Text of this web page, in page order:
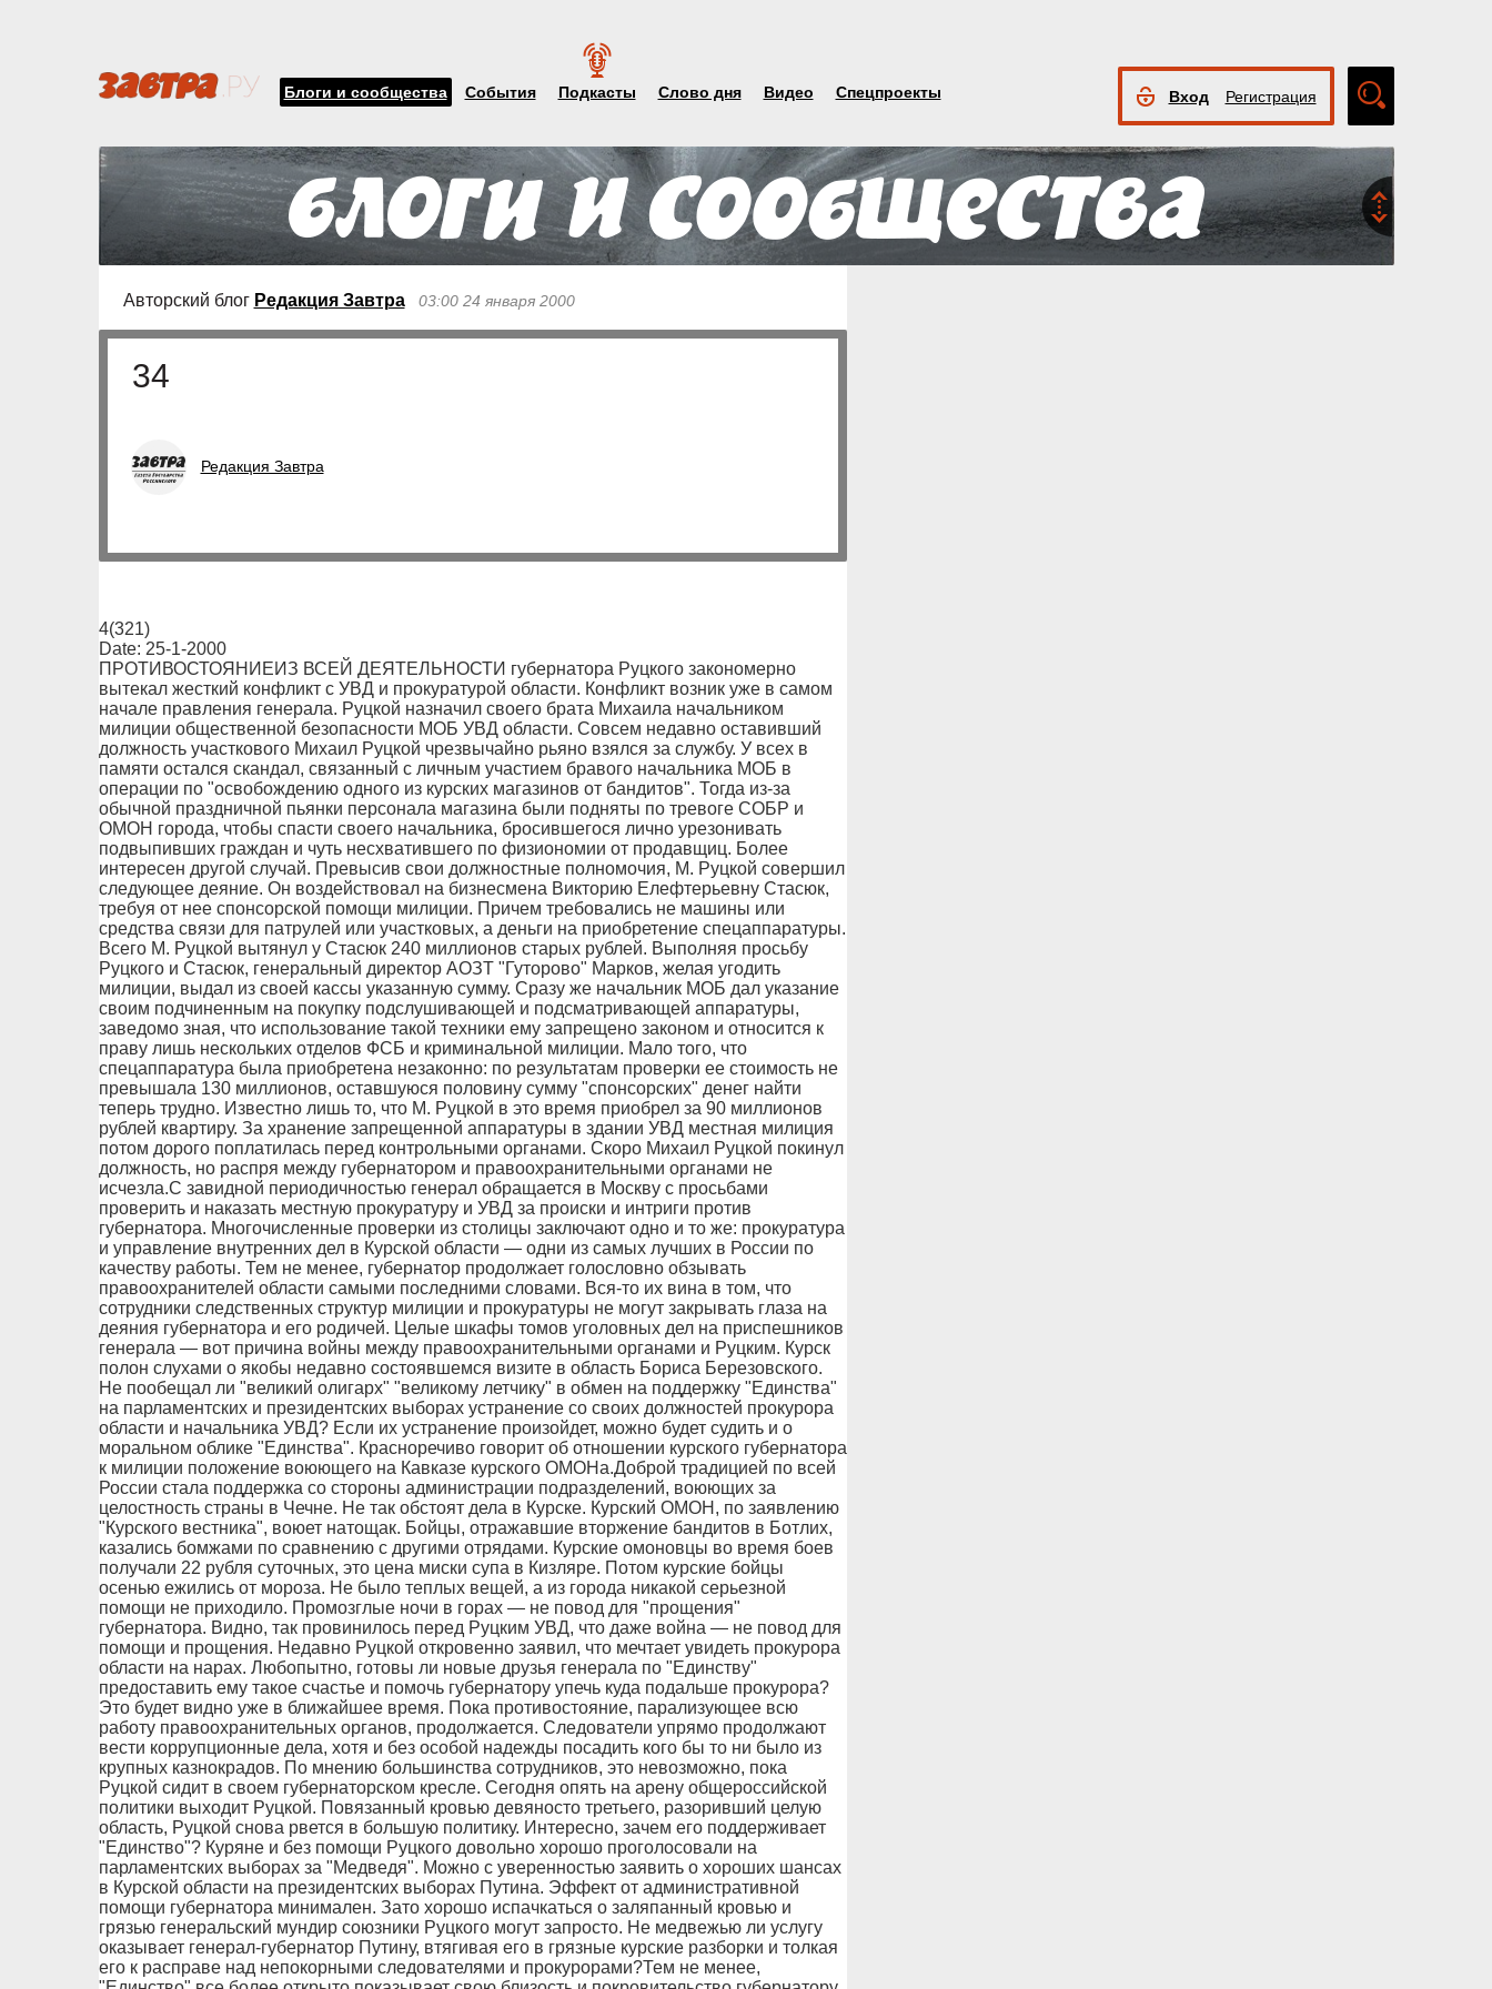
Блоги и сообщества События Подкасты Слово дня Видео Спецпроекты Вход Регистрация
поиск
Авторский блог Редакция Завтра 03:00 24 января 2000
34
Редакция Завтра
4(321)
Date: 25-1-2000
ПРОТИВОСТОЯНИЕИЗ ВСЕЙ ДЕЯТЕЛЬНОСТИ губернатора Руцкого закономерно
вытекал жесткий конфликт с УВД и прокуратурой области. Конфликт возник уже в самом
начале правления генерала. Руцкой назначил своего брата Михаила начальником
милиции общественной безопасности МОБ УВД области. Совсем недавно оставивший
должность участкового Михаил Руцкой чрезвычайно рьяно взялся за службу. У всех в
памяти остался скандал, связанный с личным участием бравого начальника МОБ в
операции по "освобождению одного из курских магазинов от бандитов". Тогда из-за
обычной праздничной пьянки персонала магазина были подняты по тревоге СОБР и
ОМОН города, чтобы спасти своего начальника, бросившегося лично урезонивать
подвыпивших граждан и чуть несхватившего по физиономии от продавщиц. Более
интересен другой случай. Превысив свои должностные полномочия, М. Руцкой совершил
следующее деяние. Он воздействовал на бизнесмена Викторию Елефтерьевну Стасюк,
требуя от нее спонсорской помощи милиции. Причем требовались не машины или
средства связи для патрулей или участковых, а деньги на приобретение спецаппаратуры.
Всего М. Руцкой вытянул у Стасюк 240 миллионов старых рублей. Выполняя просьбу
Руцкого и Стасюк, генеральный директор АОЗТ "Гуторово" Марков, желая угодить
милиции, выдал из своей кассы указанную сумму. Сразу же начальник МОБ дал указание
своим подчиненным на покупку подслушивающей и подсматривающей аппаратуры,
заведомо зная, что использование такой техники ему запрещено законом и относится к
праву лишь нескольких отделов ФСБ и криминальной милиции. Мало того, что
спецаппаратура была приобретена незаконно: по результатам проверки ее стоимость не
превышала 130 миллионов, оставшуюся половину сумму "спонсорских" денег найти
теперь трудно. Известно лишь то, что М. Руцкой в это время приобрел за 90 миллионов
рублей квартиру. За хранение запрещенной аппаратуры в здании УВД местная милиция
потом дорого поплатилась перед контрольными органами. Скоро Михаил Руцкой покинул
должность, но распря между губернатором и правоохранительными органами не
исчезла.С завидной периодичностью генерал обращается в Москву с просьбами
проверить и наказать местную прокуратуру и УВД за происки и интриги против
губернатора. Многочисленные проверки из столицы заключают одно и то же: прокуратура
и управление внутренних дел в Курской области — одни из самых лучших в России по
качеству работы. Тем не менее, губернатор продолжает голословно обзывать
правоохранителей области самыми последними словами. Вся-то их вина в том, что
сотрудники следственных структур милиции и прокуратуры не могут закрывать глаза на
деяния губернатора и его родичей. Целые шкафы томов уголовных дел на приспешников
генерала — вот причина войны между правоохранительными органами и Руцким. Курск
полон слухами о якобы недавно состоявшемся визите в область Бориса Березовского.
Не пообещал ли "великий олигарх" "великому летчику" в обмен на поддержку "Единства"
на парламентских и президентских выборах устранение со своих должностей прокурора
области и начальника УВД? Если их устранение произойдет, можно будет судить и о
моральном облике "Единства". Красноречиво говорит об отношении курского губернатора
к милиции положение воюющего на Кавказе курского ОМОНа.Доброй традицией по всей
России стала поддержка со стороны администрации подразделений, воюющих за
целостность страны в Чечне. Не так обстоят дела в Курске. Курский ОМОН, по заявлению
"Курского вестника", воюет натощак. Бойцы, отражавшие вторжение бандитов в Ботлих,
казались бомжами по сравнению с другими отрядами. Курские омоновцы во время боев
получали 22 рубля суточных, это цена миски супа в Кизляре. Потом курские бойцы
осенью ежились от мороза. Не было теплых вещей, а из города никакой серьезной
помощи не приходило. Промозглые ночи в горах — не повод для "прощения"
губернатора. Видно, так провинилось перед Руцким УВД, что даже война — не повод для
помощи и прощения. Недавно Руцкой откровенно заявил, что мечтает увидеть прокурора
области на нарах. Любопытно, готовы ли новые друзья генерала по "Единству"
предоставить ему такое счастье и помочь губернатору упечь куда подальше прокурора?
Это будет видно уже в ближайшее время. Пока противостояние, парализующее всю
работу правоохранительных органов, продолжается. Следователи упрямо продолжают
вести коррупционные дела, хотя и без особой надежды посадить кого бы то ни было из
крупных казнокрадов. По мнению большинства сотрудников, это невозможно, пока
Руцкой сидит в своем губернаторском кресле. Сегодня опять на арену общероссийской
политики выходит Руцкой. Повязанный кровью девяносто третьего, разоривший целую
область, Руцкой снова рвется в большую политику. Интересно, зачем его поддерживает
"Единство"? Куряне и без помощи Руцкого довольно хорошо проголосовали на
парламентских выборах за "Медведя". Можно с уверенностью заявить о хороших шансах
в Курской области на президентских выборах Путина. Эффект от административной
помощи губернатора минимален. Зато хорошо испачкаться о заляпанный кровью и
грязью генеральский мундир союзники Руцкого могут запросто. Не медвежью ли услугу
оказывает генерал-губернатор Путину, втягивая его в грязные курские разборки и толкая
его к расправе над непокорными следователями и прокурорами?Тем не менее,